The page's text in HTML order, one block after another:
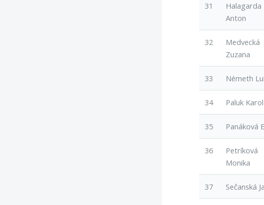
31
Halagarda
Anton
32
Medvecká
Zuzana
33 Németh
34 Paluk Karol
35 Panáková
36
Petríková
Monika
37 Sečanská